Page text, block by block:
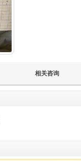
相关咨询